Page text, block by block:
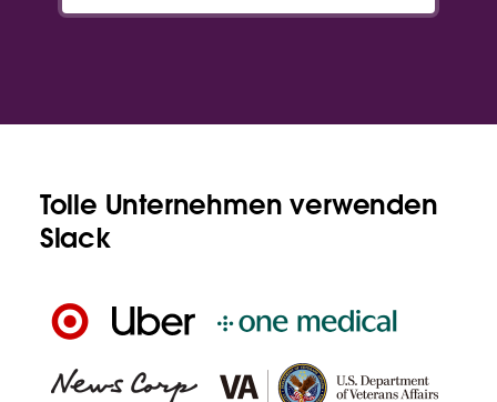
Tolle Unternehmen verwenden
Slack